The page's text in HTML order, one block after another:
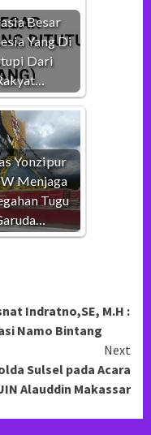
Besar
Yang Di
Dari
Yonzipur
Menjaga
Tugu
Indratno,SE, M.H :
Namo Bintang
Next
Sulsel pada Acara
Alauddin Makassar